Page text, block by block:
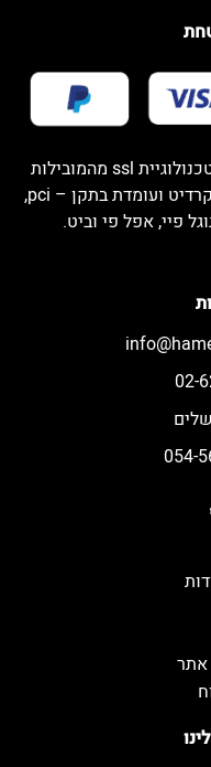
אתר
אתרינו מאובטח לרכישה באמצעות טכנולוגיית ssl מהמובילות
בעולם. הסליקה מתבצעת עם חברת זקרדיט ועומדת בתקן – pci,
פיי, אפל פי וביט.